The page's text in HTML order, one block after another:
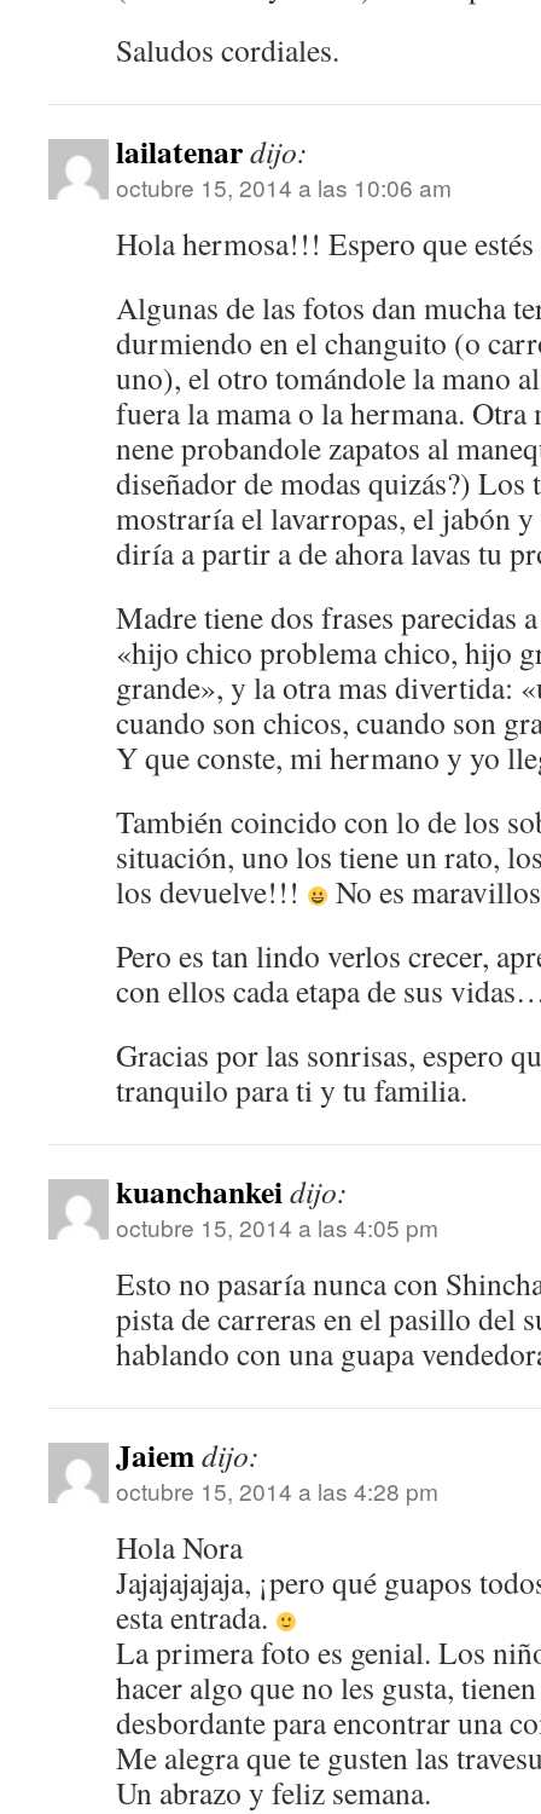
Saludos cordiales.
lailatenardijo:
octubre 15, 2014 a las 10:06 am
Hola hermosa!!! Espero que
Algunas de las fotos dan mucha
durmiendo en el changuito (o
uno), el otro tomándole la mano
fuera la mama o la hermana.
nene probandole zapatos al
diseñador de modas quizás?)
mostraría el lavarropas, el jabón
diría a partir a de ahora lavas tu
Madre tiene dos frases parecidas
«hijo chico problema chico, hijo
grande», y la otra mas divertida:
cuando son chicos, cuando son
Y que conste, mi hermano y yo
También coincido con lo de los
situación, uno los tiene un rato,
los devuelve!!!
No es
Pero es tan lindo verlos crecer,
con ellos cada etapa de sus
Gracias por las sonrisas, espero
tranquilo para ti y tu familia.
kuanchankeidijo:
octubre 15, 2014 a las 4:05 pm
Esto no pasaría nunca con
pista de carreras en el pasillo del
hablando con una guapa
Jaiemdijo:
octubre 15, 2014 a las 4:28 pm
Hola Nora
Jajajajajaja, ¡pero qué guapos
esta entrada.
La primera foto es genial. Los
hacer algo que no les gusta,
desbordante para encontrar una
Me alegra que te gusten las
Un abrazo y feliz semana.